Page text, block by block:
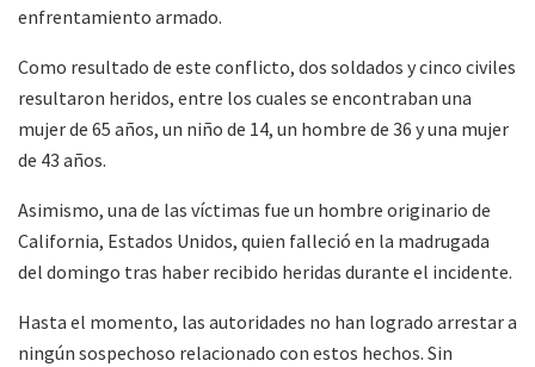
enfrentamiento armado.
Como resultado de este conflicto, dos soldados y cinco civiles
resultaron heridos, entre los cuales se encontraban una
mujer de 65 años, un niño de 14, un hombre de 36 y una mujer
de 43 años.
Asimismo, una de las víctimas fue un hombre originario de
California, Estados Unidos, quien falleció en la madrugada
del domingo tras haber recibido heridas durante el incidente.
Hasta el momento, las autoridades no han logrado arrestar a
ningún sospechoso relacionado con estos hechos. Sin